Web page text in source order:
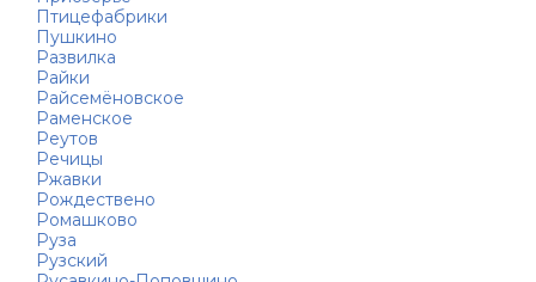
Птицефабрики
Пушкино
Развилка
Райки
Райсемёновское
Раменское
Реутов
Речицы
Ржавки
Рождествено
Ромашково
Руза
Рузский